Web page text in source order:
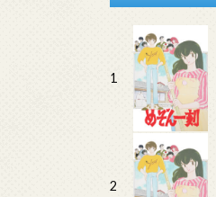
1
2